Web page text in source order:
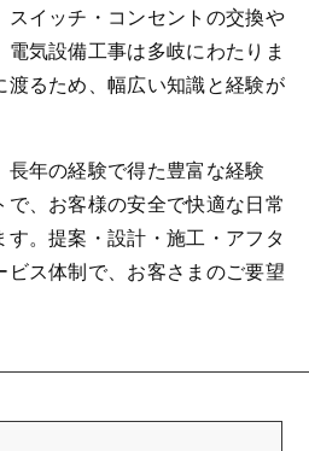
スイッチ・コンセントの交換や
気設備工事は多岐にわたりま
渡るため、幅広い知識と経験が
長年の経験で得た豊富な経験
で、お客様の安全で快適な日常
。提案・設計・施工・アフタ
ビス体制で、お客さまのご要望